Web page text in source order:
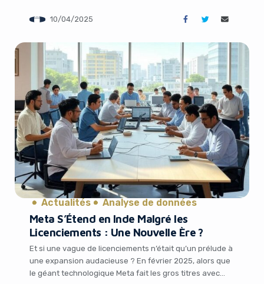
change la donne. Drafted, tout juste sortie de l’ombre,
connecter […]
10/04/2025
Actualités Analyse de données
Meta S’Étend en Inde Malgré les
Licenciements : Une Nouvelle Ère ?
Et si une vague de licenciements n’était qu’un prélude à
une expansion audacieuse ? En février 2025, alors que
le géant technologique Meta fait les gros titres avec
It looks like you're
using an ad-blocker!
No Thanks